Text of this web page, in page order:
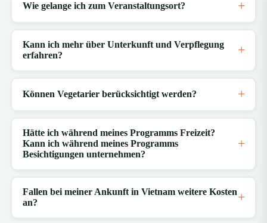
Wie gelange ich zum Veranstaltungsort?
Kann ich mehr über Unterkunft und Verpflegung
erfahren?
Können Vegetarier berücksichtigt werden?
Hätte ich während meines Programms Freizeit?
Kann ich während meines Programms
Besichtigungen unternehmen?
Fallen bei meiner Ankunft in Vietnam weitere Kosten
an?